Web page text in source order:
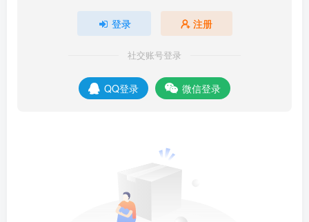
登录 注册
社交账号登录
QQ登录 微信登录